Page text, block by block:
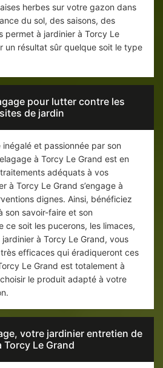
herbes sur votre gazon dans
du sol, des saisons, des
permet à jardinier à Torcy Le
un résultat sûr quelque soit le type
pour lutter contre les
de jardin
inégalé et passionnée par son
à Torcy Le Grand est en
adéquats à vos
à Torcy Le Grand s’engage à
dignes. Ainsi, bénéficiez
son savoir-faire et son
ce soit les pucerons, les limaces,
à Torcy Le Grand, vous
efficaces qui éradiqueront ces
Le Grand est totalement à
le produit adapté à votre
votre jardinier entretien de
Torcy Le Grand